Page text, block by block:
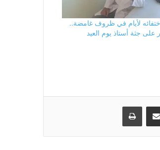
لأيام في ظروف غامضة..
على جثة أستاذ يوم العيد
مشاركة عبر البريد طباعة